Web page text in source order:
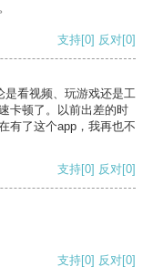
支持[0] 反对[0]
是看视频、玩游戏还是工
卡顿了。以前出差的时
有了这个app，我再也不
支持[0] 反对[0]
支持[0] 反对[0]